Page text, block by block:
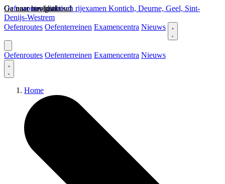
Ga naar hoofdinhoud
Ga naar navigatie
Oefenroutes praktisch rijexamen Kontich, Deurne, Geel, Sint-
Denijs-Westrem
Oefenroutes Oefenterreinen Examencentra Nieuws
Oefenroutes Oefenterreinen Examencentra Nieuws
Home